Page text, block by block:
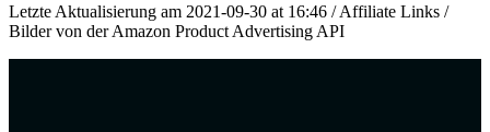
Letzte Aktualisierung am 2021-09-30 at 16:46 / Affiliate Links /
Bilder von der Amazon Product Advertising API